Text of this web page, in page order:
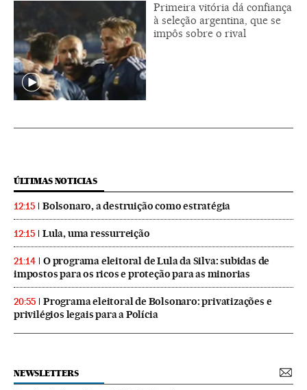
Primeira vitória dá confiança
à seleção argentina, que se
impôs sobre o rival
ÚLTIMAS NOTICIAS
12:15 Bolsonaro, a destruição como estratégia
12:15 Lula, uma ressurreição
21:14
O programa eleitoral de Lula da Silva: subidas de
impostos para os ricos e proteção para as minorias
20:55
Programa eleitoral de Bolsonaro: privatizações e
privilégios legais para a Polícia
NEWSLETTERS